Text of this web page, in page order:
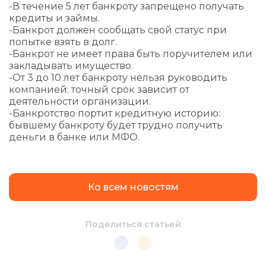
-В течение 5 лет банкроту запрещено получать
кредиты и займы.
-Банкрот должен сообщать свой статус при
попытке взять в долг.
-Банкрот не имеет права быть поручителем или
закладывать имущество.
-От 3 до 10 лет банкроту нельзя руководить
компанией: точный срок зависит от
деятельности организации.
-Банкротство портит кредитную историю:
бывшему банкроту будет трудно получить
деньги в банке или МФО.
Ко всем новостям
Поделиться статьей